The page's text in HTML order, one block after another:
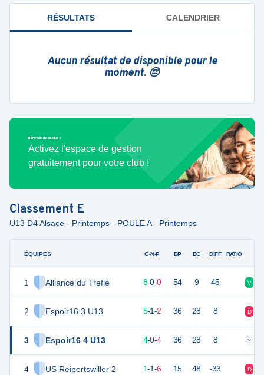
RÉSULTATS CALENDRIER
Aucun résultat de disponible pour le
moment. 😔
Bénévole de ce club ?
Activez l'espace de gestion
gratuitement pour votre club !
Classement E
U13 D4 Alsace - Printemps - POULE A - Printemps
ÉQUIPES
1 Alliance du Trefle
2 Espoir16 3 U13
3 Espoir16 4 U13
4 US Reipertswiller 2
G-N-P BP BC DIFF RATIO
24 8-0-0 54 9 45 V
5-1-2 36 28 8 D
12 4-0-4 36 28 8 ?
4 1-1-6 15 48 -33 D